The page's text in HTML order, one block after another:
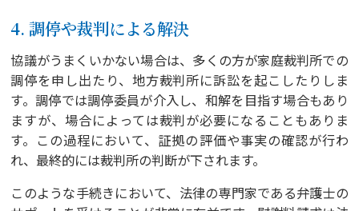
4. 調停や裁判による解決
協議がうまくいかない場合は、多くの方が家庭裁判所での
調停を申し出たり、地方裁判所に訴訟を起こしたりしま
す。調停では調停委員が介入し、和解を目指す場合もあり
ますが、場合によっては裁判が必要になることもありま
す。この過程において、証拠の評価や事実の確認が行わ
れ、最終的には裁判所の判断が下されます。
このような手続きにおいて、法律の専門家である弁護士の